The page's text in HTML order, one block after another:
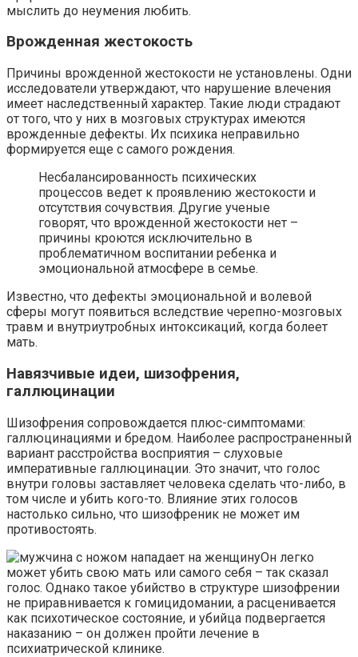
мыслить до неумения любить.
Врожденная жестокость
Причины врожденной жестокости не установлены. Одни
исследователи утверждают, что нарушение влечения
имеет наследственный характер. Такие люди страдают
от того, что у них в мозговых структурах имеются
врожденные дефекты. Их психика неправильно
формируется еще с самого рождения.
Несбалансированность психических
процессов ведет к проявлению жестокости и
отсутствия сочувствия. Другие ученые
говорят, что врожденной жестокости нет –
причины кроются исключительно в
проблематичном воспитании ребенка и
эмоциональной атмосфере в семье.
Известно, что дефекты эмоциональной и волевой
сферы могут появиться вследствие черепно-мозговых
травм и внутриутробных интоксикаций, когда болеет
мать.
Навязчивые идеи, шизофрения,
галлюцинации
Шизофрения сопровождается плюс-симптомами:
галлюцинациями и бредом. Наиболее распространенный
вариант расстройства восприятия – слуховые
императивные галлюцинации. Это значит, что голос
внутри головы заставляет человека сделать что-либо, в
том числе и убить кого-то. Влияние этих голосов
настолько сильно, что шизофреник не может им
противостоять.
Он легко
может убить свою мать или самого себя – так сказал
голос. Однако такое убийство в структуре шизофрении
не приравнивается к гомицидомании, а расценивается
как психотическое состояние, и убийца подвергается
наказанию – он должен пройти лечение в
психиатрической клинике.